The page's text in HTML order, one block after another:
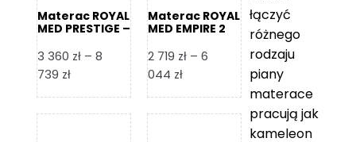
Materac ROYAL
MED PRESTIGE –
3 360 zł – 8
739 złZakres
od
Materac ROYAL
MED EMPIRE 2
2 719 zł – 6
044 złZakres
od
łączyć
różnego
rodzaju
piany
materace
pracują jak
kameleon